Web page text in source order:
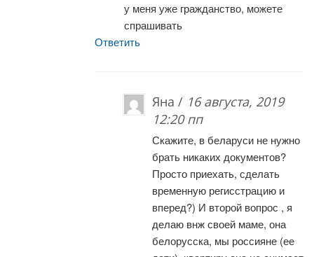
у меня уже гражданство, можете
спрашивать
Ответить
Яна / 16 августа, 2019
12:20 пп
Скажите, в беларуси не нужно
брать никаких документов?
Просто приехать, сделать
временную регисстрацию и
вперед?) И второй вопрос , я
делаю внж своей маме, она
белорусска, мы россияне (ее